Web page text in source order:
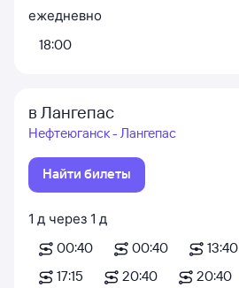
ежедневно
18:00
в Лангепас
Нефтеюганск - Лангепас
Найти билеты
1 д через 1 д
00:40
00:40 13:40
17:15
20:40
20:40